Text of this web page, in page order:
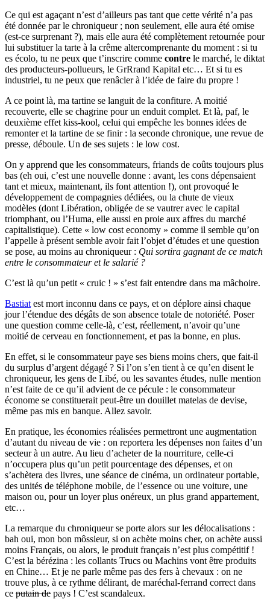
Ce qui est agaçant n’est d’ailleurs pas tant que cette vérité n’a pas
été donnée par le chroniqueur ; non seulement, elle aura été omise
(est-ce surprenant ?), mais elle aura été complètement retournée pour
lui substituer la tarte à la crême altercomprenante du moment : si tu
es écolo, tu ne peux que t’inscrire comme contre le marché, le diktat
des producteurs-pollueurs, le GrRrand Kapital etc… Et si tu es
industriel, tu ne peux que renâcler à l’idée de faire du propre !
A ce point là, ma tartine se languit de la confiture. A moitié
recouverte, elle se chagrine pour un enduit complet. Et là, paf, le
deuxième effet kiss-kool, celui qui empêche les bonnes idées de
remonter et la tartine de se finir : la seconde chronique, une revue de
presse, déboule. Un de ses sujets : le low cost.
On y apprend que les consommateurs, friands de coûts toujours plus
bas (eh oui, c’est une nouvelle donne : avant, les cons dépensaient
tant et mieux, maintenant, ils font attention !), ont provoqué le
développement de compagnies dédiées, ou la chute de vieux
modèles (dont Libération, obligée de se vautrer avec le capital
triomphant, ou l’Huma, elle aussi en proie aux affres du marché
capitalistique). Cette « low cost economy » comme il semble qu’on
l’appelle à présent semble avoir fait l’objet d’études et une question
se pose, au moins au chroniqueur : Qui sortira gagnant de ce match
entre le consommateur et le salarié ?
C’est là qu’un petit « cruic ! » s’est fait entendre dans ma mâchoire.
Bastiat est mort inconnu dans ce pays, et on déplore ainsi chaque
jour l’étendue des dégâts de son absence totale de notoriété. Poser
une question comme celle-là, c’est, réellement, n’avoir qu’une
moitié de cerveau en fonctionnement, et pas la bonne, en plus.
En effet, si le consommateur paye ses biens moins chers, que fait-il
du surplus d’argent dégagé ? Si l’on s’en tient à ce qu’en disent le
chroniqueur, les gens de Libé, ou les savantes études, nulle mention
n’est faite de ce qu’il advient de ce pécule : le consommateur
économe se constituerait peut-être un douillet matelas de devise,
même pas mis en banque. Allez savoir.
En pratique, les économies réalisées permettront une augmentation
d’autant du niveau de vie : on reportera les dépenses non faites d’un
secteur à un autre. Au lieu d’acheter de la nourriture, celle-ci
n’occupera plus qu’un petit pourcentage des dépenses, et on
s’achètera des livres, une séance de cinéma, un ordinateur portable,
des unités de téléphone mobile, de l’essence ou une voiture, une
maison ou, pour un loyer plus onéreux, un plus grand appartement,
etc…
La remarque du chroniqueur se porte alors sur les délocalisations :
bah oui, mon bon môssieur, si on achète moins cher, on achète aussi
moins Français, ou alors, le produit français n’est plus compétitif !
C’est la bérézina : les collants Trucs ou Machins vont être produits
en Chine… Et je ne parle même pas des fers à chevaux : on ne
trouve plus, à ce rythme délirant, de maréchal-ferrand correct dans
ce putain de pays ! C’est scandaleux.